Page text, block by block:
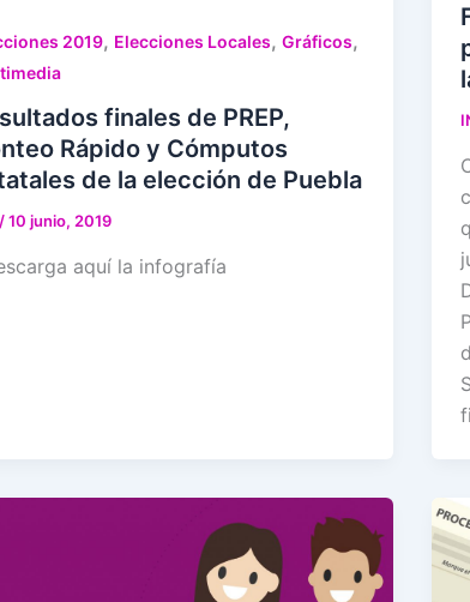
2019, Elecciones Locales, Gráficos,
finales de PREP,
Rápido y Cómputos
de la elección de Puebla
/10 junio, 2019
aquí la infografía